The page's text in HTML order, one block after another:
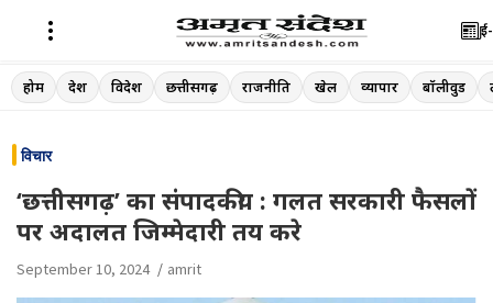
Skip
to
होम देश विदेश छत्तीसगढ़ राजनीति खेल व्यापार बॉलीवुड
विचार
‘छत्तीसगढ़’ का संपादकीय : गलत सरकारी फैसलों
पर अदालत जिम्मेदारी तय करे
September 10, 2024 amrit